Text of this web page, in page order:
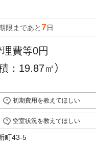
限まであと7日
理費等0円
：19.87㎡）
初期費用を教えてほしい
空室状況を教えてほしい
町43-5